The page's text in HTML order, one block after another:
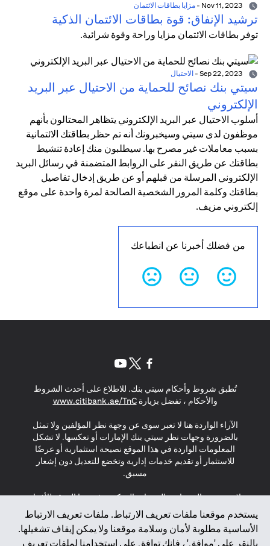
- مزايا بطاقات الائتمان
ترشيد الإنفاق: قوة بطاقات الائتمان الذكية
توفر بطاقات الائتمان مزايا وراحة وقوة شرائية.
- الاحتيال
سيتي بنك نصائح للحماية من الاحتيال عبر البريد
الإلكتروني
أسلوب الاحتيال عبر البريد الإلكتروني يتظاهر المحتالون بأنهم
موظفون لدى سيتي وسيخبرونك أنه تم حظر بطاقتك الائتمانية
بسبب معاملات غير مصرح بها. سيطلبون منك إعادة تنشيط
بطاقتك عن طريق النقر على الروابط المتضمنة في رسائل البريد
الإلكتروني المرسلة من قبلهم أو عن طريق إدخال تفاصيل
بطاقتك وكلمة المرور الشخصية الصالحة لمرة واحدة على موقع
إلكتروني مزيف.
من فضلك أخبرنا عن انطباعك
يستخدم موقعنا ملفات تعريف الارتباط. ملفات تعريف الارتباط
الأساسية مطلوبة لأمان وسلامة موقعنا ولا يمكن إيقاف تشغيلها.
بالنقر على 'موافق' ، فإنك توافق على استخدامنا لملفات تعريف
تُطبق شروط وأحكام سيتي بنك. للاطلاع على أحدث الشروط
والأحكام ، تفضل بزيارةwww.citibank.ae/TnC
(opens in a new tab)
الآراء الواردة هنا لا تعبر سوى عن وجهة نظر المؤلفين ولا تمثل
بالضرورة وجهات نظر سيتي بنك الإمارات أو تعكسها. لا تشكل
المعلومات الواردة في هذا الموقع نصيحة استثمارية أو عرضًا
للاستثمار أو تقديم خدمات إدارية وتخضع للتعديل دون إشعار
مسبق.
لا يتم تقديم المنتجات والخدمات المذكورة في هذا الموقع للأفراد
المقيمين في الاتحاد الأوروبي أو المنطقة الاقتصادية الأوروبية أو
سويسرا أو غيرنسي أو جيرسي أو موناكو أو سان مارينو أو
الفاتيكان أو جزيرة مان أو المملكة المتحدة أو خصوصية البيانات